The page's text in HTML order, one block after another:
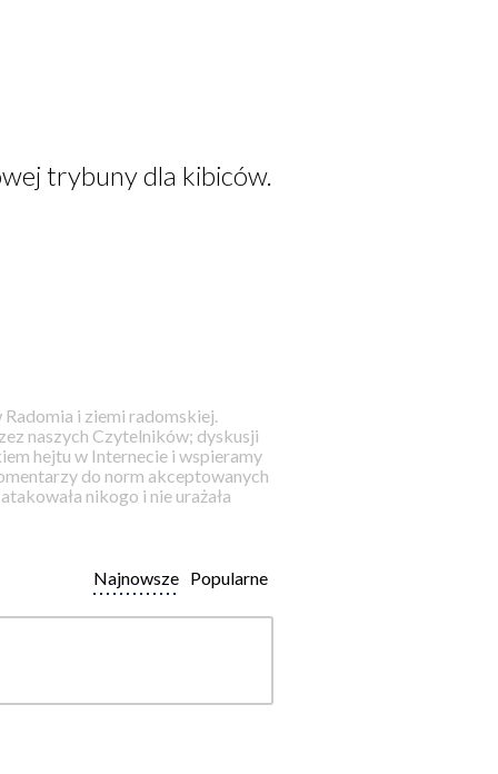
trybuny dla kibiców.
i ziemi radomskiej.
naszych Czytelników; dyskusji
hejtu w Internecie i wspieramy
do norm akceptowanych
nikogo i nie urażała
Popularne
Najnowsze